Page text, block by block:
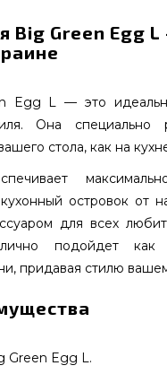
Big Green Egg
Egg L — это
Она специально
стола, как на
островок от
для всех
подойдет
придавая стилю
Green Egg L.